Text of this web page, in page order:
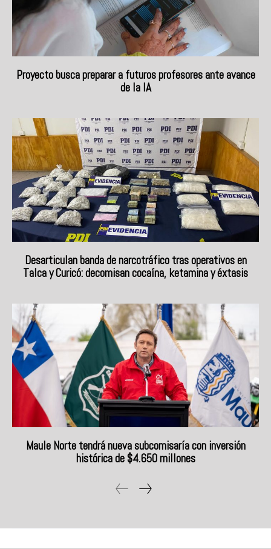
Proyecto busca preparar a futuros profesores ante avance
de la IA
Desarticulan banda de narcotráfico tras operativos en
Talca y Curicó: decomisan cocaína, ketamina y éxtasis
Maule Norte tendrá nueva subcomisaría con inversión
histórica de $4.650 millones